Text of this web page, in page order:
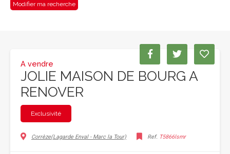
Modifier ma recherche
A vendre
JOLIE MAISON DE BOURG A
RENOVER
Exclusivité
Corrèze(Lagarde Enval - Marc la Tour) Ref. T5866lsmr